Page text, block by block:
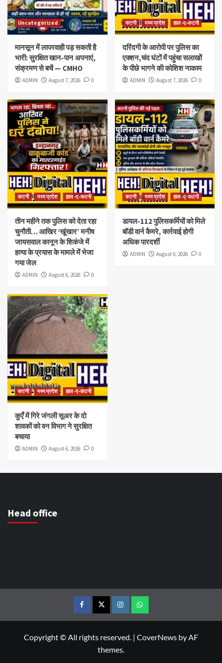
Uncategorized
मानसून में लापरवाही पड़ सकती है
भारी: सुरक्षित खान-पान अपनाएं,
संक्रमण से बचें — CMHO
ADMIN August 7, 2026 0
कटनी मध्य प्रदेश हाल -ए-कटनी
दरिंदगी के आरोपी पर पुलिस का
एक्शन,चंद घंटों में पहुंचा सलाखों
के पीछे भागने की कोशिश नाकाम
ADMIN August 7, 2026 0
कटनी मध्य प्रदेश हाल -ए-कटनी
तीन महीने तक पुलिस को देता रहा
चुनौती… आखिर ‘खूंखार’ मनीष
जायसवाल कानून के शिकंजे में
हत्या के प्रयास के मामले में भेजा
गया जेल
ADMIN August 6, 2026 0
कटनी मध्य प्रदेश हाल -ए-कटनी
डायल-112 पुलिसकर्मियों को मिले
बॉडी वार्न कैमरे, कार्रवाई होगी
अधिक पारदर्शी
ADMIN August 6, 2026 0
कटनी मध्य प्रदेश हाल -ए-कटनी
कुएँ में गिरे जंगली सूअर के दो
शावकों को वन विभाग ने सुरक्षित
बचाया
ADMIN August 6, 2026 0
Head office
Copyright © All rights reserved. | CoverNews by AF
themes.